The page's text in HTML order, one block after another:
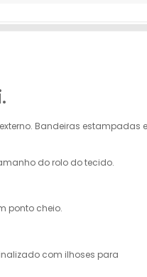
Bandeiras estampadas
do rolo do tecido.
ponto cheio.
com ilhoses para